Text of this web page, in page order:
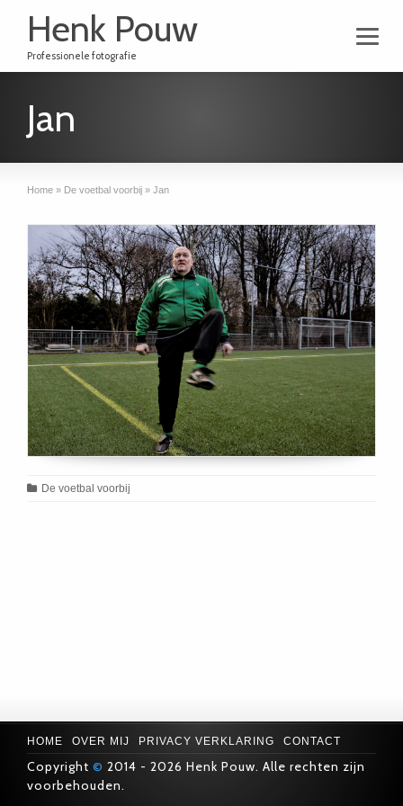
Henk Pouw
Professionele fotografie
Jan
Home » De voetbal voorbij » Jan
De voetbal voorbij
HOME OVER MIJ PRIVACY VERKLARING CONTACT
Copyright © 2014 - 2026 Henk Pouw. Alle rechten zijn
voorbehouden.